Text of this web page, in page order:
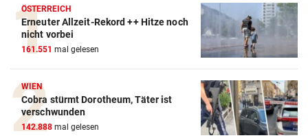
ÖSTERREICH
Erneuter Allzeit-Rekord ++ Hitze noch
nicht vorbei
161.551 mal gelesen
WIEN
Cobra stürmt Dorotheum, Täter ist
verschwunden
142.888 mal gelesen
Action-Cam Vergleich
ZUM VERGLEICH
Crosstrainer Vergleich
ZUM VERGLEICH
E-Bike Vergleich